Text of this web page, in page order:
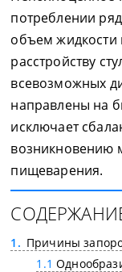
потреблении
объем жидкости
расстройству
всевозможных
направлены на
исключает
возникновению
пищеварения.
1
Причины
1.1